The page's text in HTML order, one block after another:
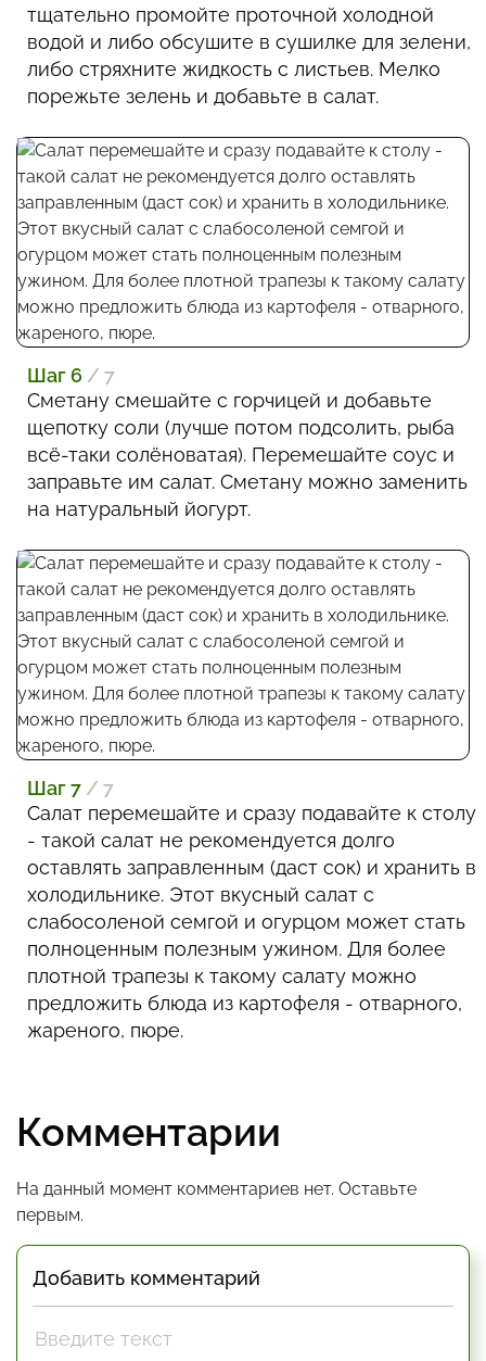
тщательно промойте проточной холодной
водой и либо обсушите в сушилке для зелени,
либо стряхните жидкость с листьев. Мелко
порежьте зелень и добавьте в салат.
Шаг 6 / 7
Сметану смешайте с горчицей и добавьте
щепотку соли (лучше потом подсолить, рыба
всё-таки солёноватая). Перемешайте соус и
заправьте им салат. Сметану можно заменить
на натуральный йогурт.
Шаг 7 / 7
Салат перемешайте и сразу подавайте к столу
- такой салат не рекомендуется долго
оставлять заправленным (даст сок) и хранить в
холодильнике. Этот вкусный салат с
слабосоленой семгой и огурцом может стать
полноценным полезным ужином. Для более
плотной трапезы к такому салату можно
предложить блюда из картофеля - отварного,
жареного, пюре.
Комментарии
На данный момент комментариев нет. Оставьте
первым.
Добавить комментарий